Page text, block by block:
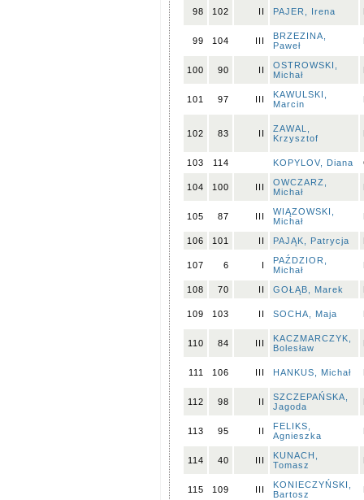
98 102 II PAJER, Irena
99 104 III
BRZEZINA,
Paweł
100 90 II
OSTROWSKI,
Michał
101 97 III
KAWULSKI,
Marcin
102 83 II
ZAWAL,
Krzysztof
103 114 KOPYLOV, Diana
104 100 III
OWCZARZ,
Michał
105 87 III
WIĄZOWSKI,
Michał
106 101 II PAJĄK, Patrycja
107 6 I
PAŹDZIOR,
Michał
108 70 II GOŁĄB, Marek
109 103 II SOCHA, Maja
110 84 III
KACZMARCZYK,
Bolesław
111 106 III HANKUS, Michał
112 98 II
SZCZEPAŃSKA,
Jagoda
113 95 II
FELIKS,
Agnieszka
114 40 III
KUNACH,
Tomasz
115 109 III
KONIECZYŃSKI,
Bartosz